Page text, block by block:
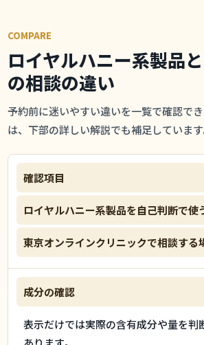
COMPARE
ロイヤルハニー系製品
の相談の違い
予約前に迷いやすい違いを一覧で確認で
は、下部の詳しい解説でも補足しています
確認項目
ロイヤルハニー系製品を自己判断で使
東京オンラインクリニックで相談する
成分の確認
表示だけでは実際の含有成分や量を判